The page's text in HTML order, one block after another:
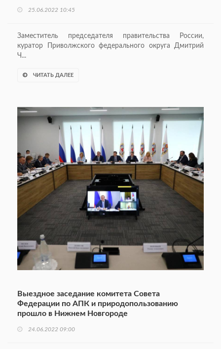
25.06.2022 10:45
Заместитель председателя правительства России,
куратор Приволжского федерального округа Дмитрий
Ч...
ЧИТАТЬ ДАЛЕЕ
Выездное заседание комитета Совета
Федерации по АПК и природопользованию
прошло в Нижнем Новгороде
24.06.2022 09:00